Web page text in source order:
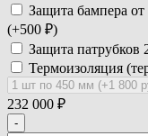
Защита бампера
(+500 ₽)
Защита патрубков
Термоизоляция
232 000 ₽
-